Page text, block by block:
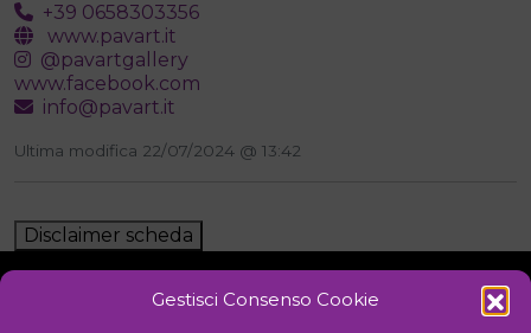
Gestisci Consenso Cookie
+39 0658303356
www.pavart.it
@pavartgallery
www.facebook.com
info@pavart.it
Ultima modifica 22/07/2024 @ 13:42
Disclaimer scheda